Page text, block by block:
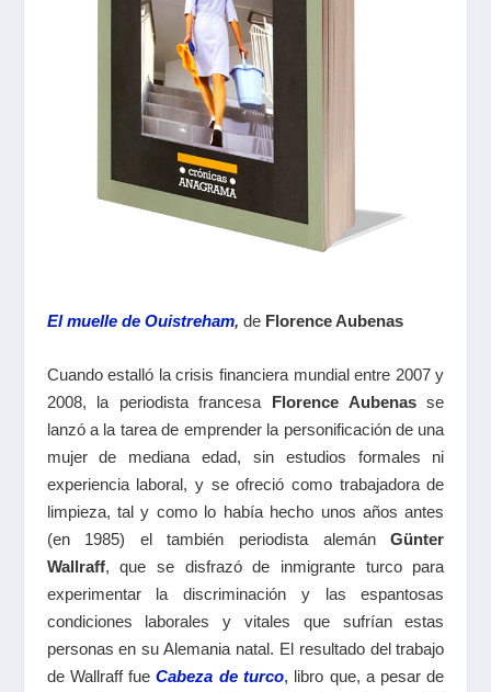
El muelle de Ouistreham, deFlorence Aubenas
Cuando estalló la crisis financiera mundial entre 2007 y
2008, la periodista francesa Florence Aubenasse
lanzó a la tarea de emprender la personificación de una
mujer de mediana edad, sin estudios formales ni
experiencia laboral, y se ofreció como trabajadora de
limpieza, tal y como lo había hecho unos años antes
(en 1985) el también periodista alemánGünter
Wallraff, que se disfrazó de inmigrante turco para
experimentar la discriminación y las espantosas
condiciones laborales y vitales que sufrían estas
personas en su Alemania natal. El resultado del trabajo
de Wallraff fueCabeza de turco, libro que, a pesar de